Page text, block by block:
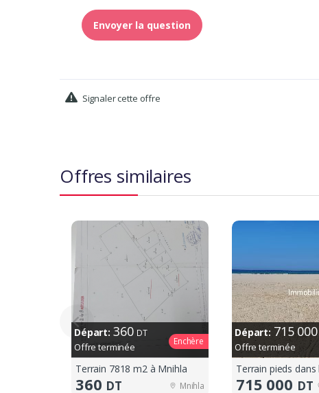
Envoyer la question
Signaler cette offre
Offres similaires
Départ: 360 DT
Offre terminée Enchère
Terrain 7818 m2 à Mnihla
360 DT Mnihla
Départ: 715 000
Offre terminée
715 000 DT